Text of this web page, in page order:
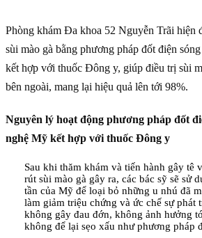
Phòng khám Đa khoa 52 Nguyễn Trãi hiện
sùi mào gà bằng phương pháp đốt điện
kết hợp với thuốc Đông y, giúp điều trị sùi
bên ngoài, mang lại hiệu quả lên tới 98%.
Nguyên lý hoạt động phương pháp đốt
nghệ Mỹ kết hợp với thuốc Đông y
Sau khi thăm khám và tiến hành gây tê
rút sùi mào gà gây ra, các bác sỹ sẽ sử
tần của Mỹ để loại bỏ những u nhú đã
làm giảm triệu chứng và ức chế sự phát
không gây đau đớn, không ảnh hưởng
không để lại sẹo xấu như phương pháp